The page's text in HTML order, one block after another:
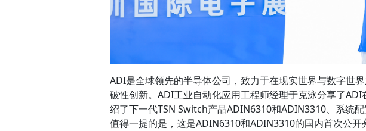
ADI是全球领先的半导体公司，致力于在现实世界与数字世
破性创新。ADI工业自动化应用工程师经理于克泳分享了
绍了下一代TSN Switch产品ADIN6310和ADIN3310、系统
值得一提的是，这是ADIN6310和ADIN3310的国内首次公开